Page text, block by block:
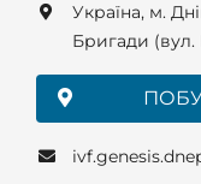
Українa, м.
Бригади (вул.